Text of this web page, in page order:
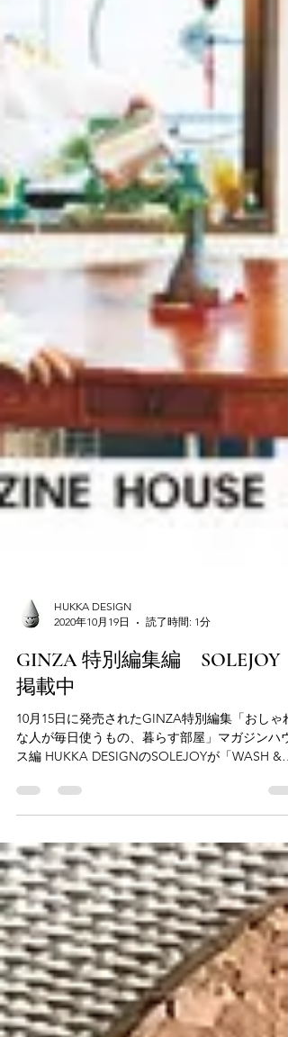
2020年10月19日
読了時間: 1分
GINZA 特別編集編 SOLEJOY
掲載中
10月15日に発売されたGINZA特別編集「おしゃれ
ス編 HUKKA DESIGNのSOLEJOYが「WASH &
Bathroom キレイのヒミツ、あります」の特集
す。...